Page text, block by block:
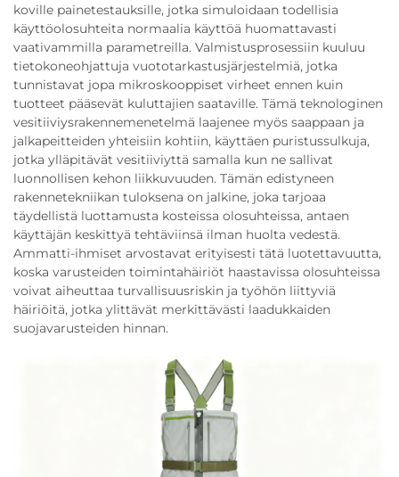
koville painetestauksille, jotka simuloidaan todellisia
käyttöolosuhteita normaalia käyttöä huomattavasti
vaativammilla parametreilla. Valmistusprosessiin kuuluu
tietokoneohjattuja vuototarkastusjärjestelmiä, jotka
tunnistavat jopa mikroskooppiset virheet ennen kuin
tuotteet pääsevät kuluttajien saataville. Tämä teknologinen
vesitiiviysrakennemenetelmä laajenee myös saappaan ja
jalkapeitteiden yhteisiin kohtiin, käyttäen puristussulkuja,
jotka ylläpitävät vesitiiviyttä samalla kun ne sallivat
luonnollisen kehon liikkuvuuden. Tämän edistyneen
rakennetekniikan tuloksena on jalkine, joka tarjoaa
täydellistä luottamusta kosteissa olosuhteissa, antaen
käyttäjän keskittyä tehtäviinsä ilman huolta vedestä.
Ammatti-ihmiset arvostavat erityisesti tätä luotettavuutta,
koska varusteiden toimintahäiriöt haastavissa olosuhteissa
voivat aiheuttaa turvallisuusriskin ja työhön liittyviä
häiriöitä, jotka ylittävät merkittävästi laadukkaiden
suojavarusteiden hinnan.